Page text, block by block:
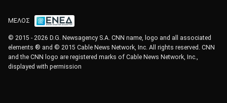
ΜΕΛΟΣ
© 2015 - 2026 D.G. Newsagency S.A. CNN name, logo and all associated
elements ® and © 2015 Cable News Network, Inc. All rights reserved. CNN
and the CNN logo are registered marks of Cable News Network, Inc.,
displayed with permission